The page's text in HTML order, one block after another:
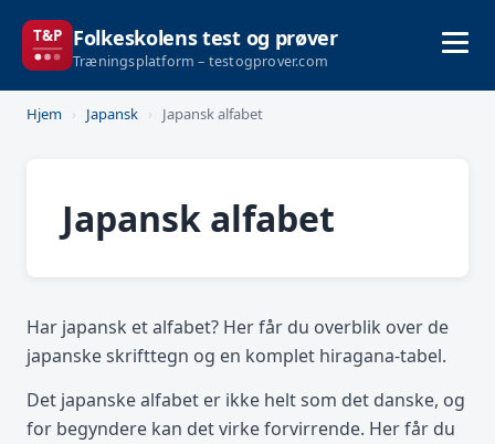
Folkeskolens test og prøver
Træningsplatform – testogprover.com
Hjem › Japansk › Japansk alfabet
Japansk alfabet
Har japansk et alfabet? Her får du overblik over de
japanske skrifttegn og en komplet hiragana-tabel.
Det japanske alfabet er ikke helt som det danske, og
for begyndere kan det virke forvirrende. Her får du